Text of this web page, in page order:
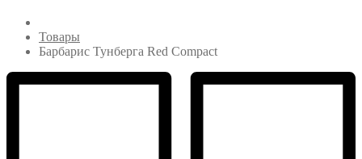
Товары
Барбарис Тунберга Red Compact